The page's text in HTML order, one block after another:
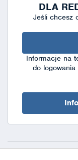
DLA
Jeśli chcesz
Informacje na
do